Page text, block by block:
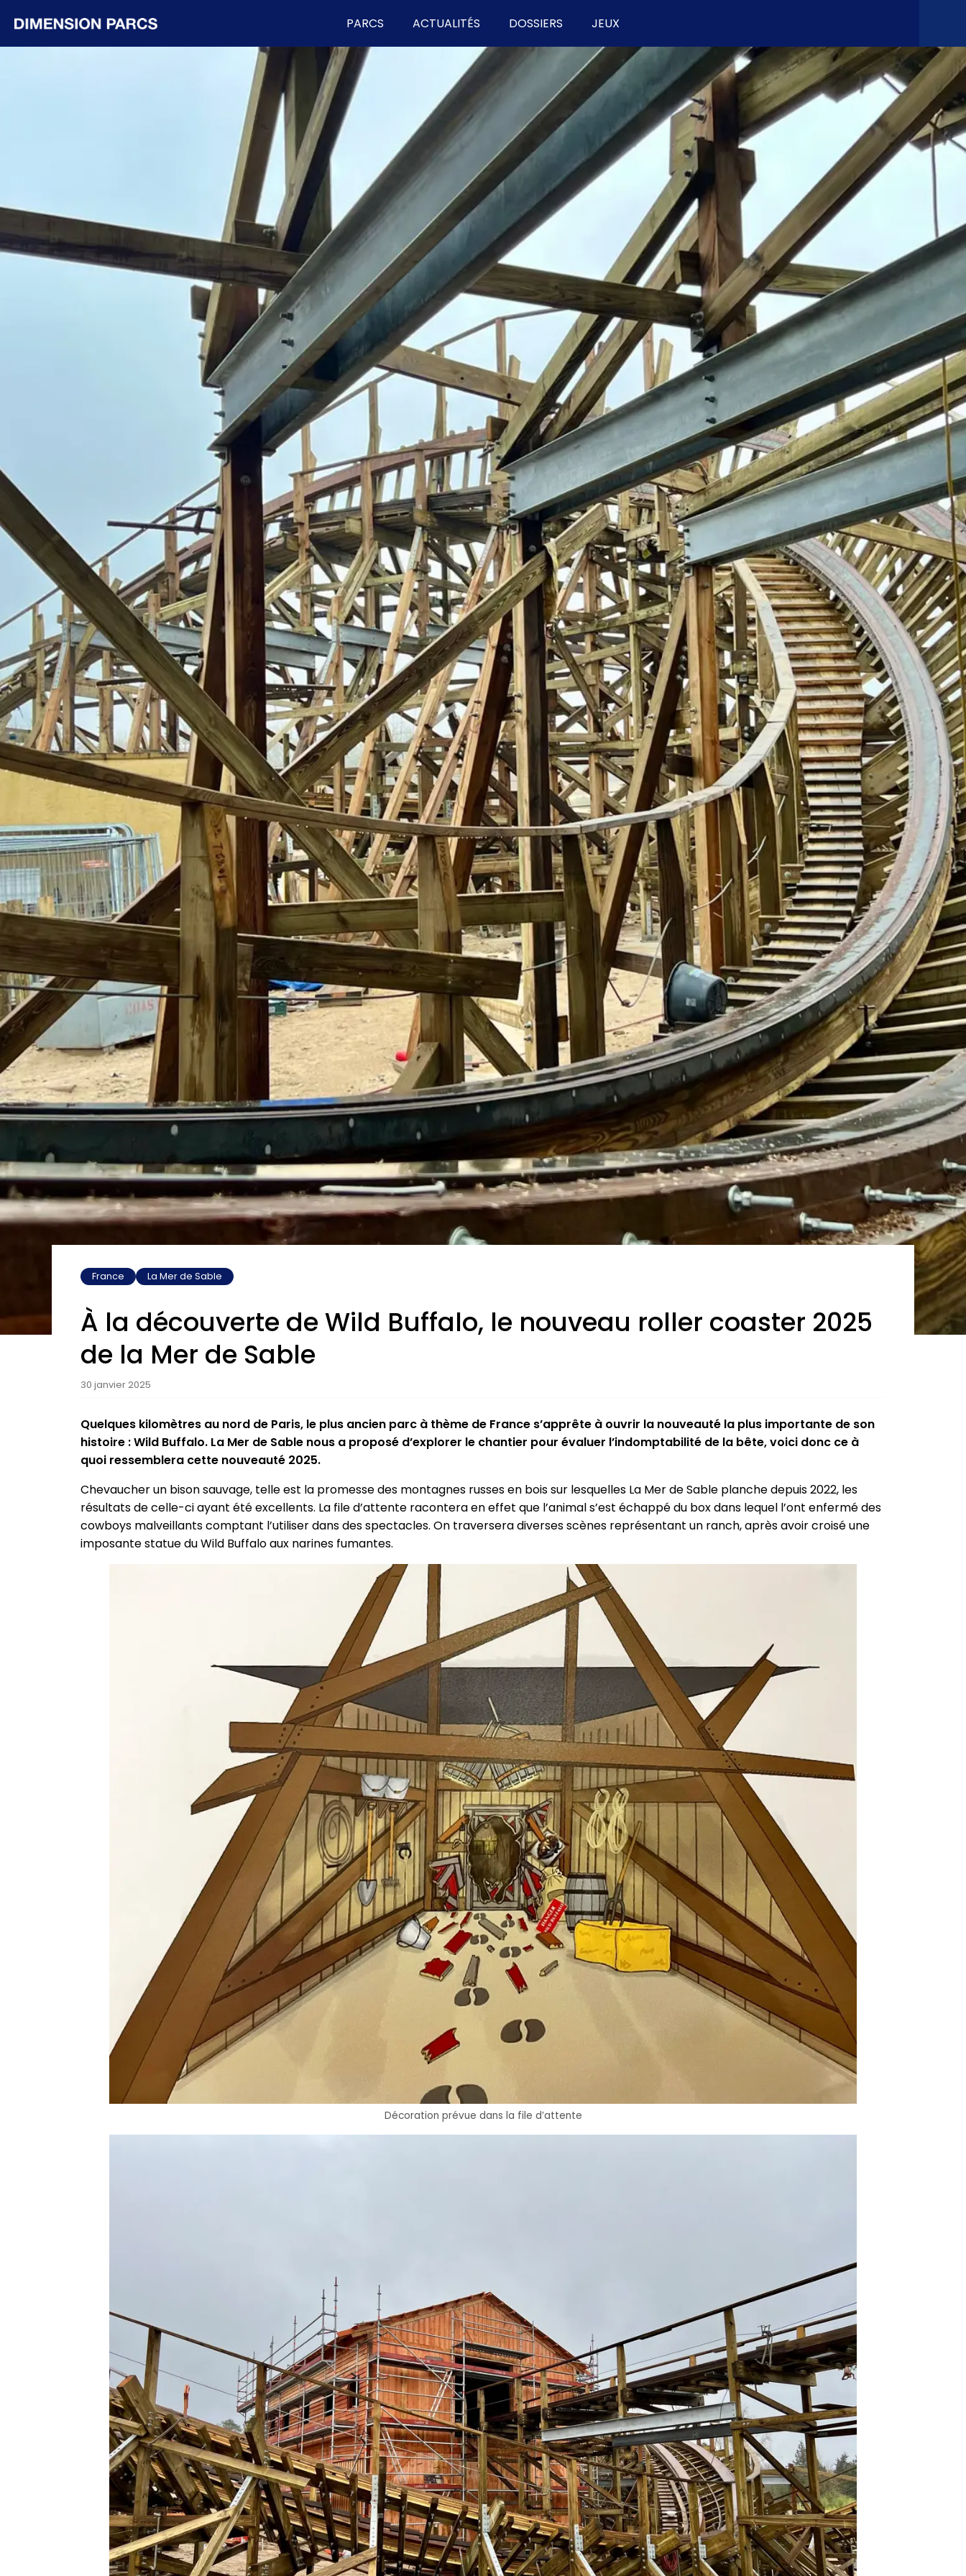
PARCS ACTUALITÉS DOSSIERS JEUX
France La Mer de Sable
À la découverte de Wild Buffalo, le nouveau roller coaster 2025
de la Mer de Sable
30 janvier 2025
Quelques kilomètres au nord de Paris, le plus ancien parc à thème de France s’apprête à ouvrir la nouveauté la plus importante de son
histoire : Wild Buffalo. La Mer de Sable nous a proposé d’explorer le chantier pour évaluer l’indomptabilité de la bête, voici donc ce à
quoi ressemblera cette nouveauté 2025.
Chevaucher un bison sauvage, telle est la promesse des montagnes russes en bois sur lesquelles La Mer de Sable planche depuis 2022, les
résultats de celle-ci ayant été excellents. La file d’attente racontera en effet que l’animal s’est échappé du box dans lequel l’ont enfermé des
cowboys malveillants comptant l’utiliser dans des spectacles. On traversera diverses scènes représentant un ranch, après avoir croisé une
imposante statue du Wild Buffalo aux narines fumantes.
Décoration prévue dans la file d’attente